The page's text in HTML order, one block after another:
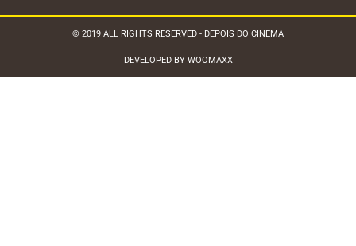
© 2019 ALL RIGHTS RESERVED - DEPOIS DO CINEMA
DEVELOPED BY WOOMAXX